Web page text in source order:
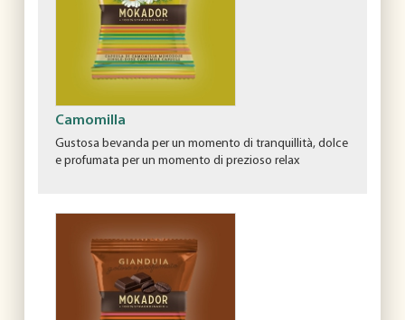
Camomilla
Gustosa bevanda per un momento di tranquillità, dolce
e profumata per un momento di prezioso relax